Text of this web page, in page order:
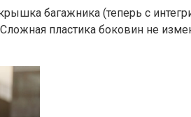
багажника (теперь с
пластика боковин не